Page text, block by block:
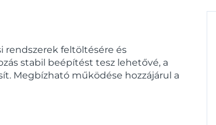
rendszerek feltöltésére és
stabil beépítést tesz lehetővé, a
Megbízható működése hozzájárul a